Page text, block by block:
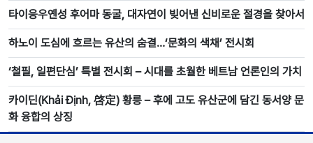
타이응우옌성 후어마 동굴, 대자연이 빚어낸 신비로운 절경을 찾아서
하노이 도심에 흐르는 유산의 숨결…‘문화의 색채’ 전시회
‘철필, 일편단심’ 특별 전시회 – 시대를 초월한 베트남 언론인의 가치
카이딘(Khải Định, 啓定) 황릉 – 후에 고도 유산군에 담긴 동서양 문
화 융합의 상징